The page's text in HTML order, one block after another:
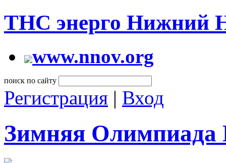
ТНС энерго Нижний
www.nnov.org
поиск по сайту
Регистрация | Вход
Зимняя Олимпиада